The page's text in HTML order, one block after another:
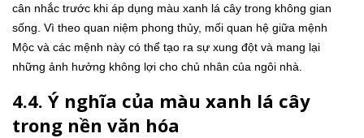
cân nhắc trước khi áp dụng màu xanh lá cây trong không gian
sống. Vì theo quan niệm phong thủy, mối quan hệ giữa mệnh
Mộc và các mệnh này có thể tạo ra sự xung đột và mang lại
những ảnh hưởng không lợi cho chủ nhân của ngôi nhà.
4.4. Ý nghĩa của màu xanh lá cây
trong nền văn hóa